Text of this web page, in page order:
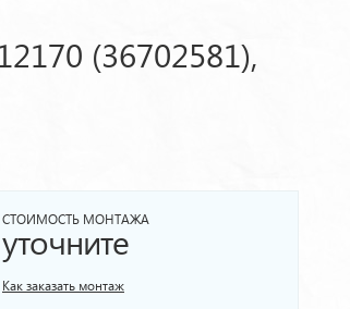
(36702581),
СТОИМОСТЬ МОНТАЖА
уточните
Как заказать монтаж